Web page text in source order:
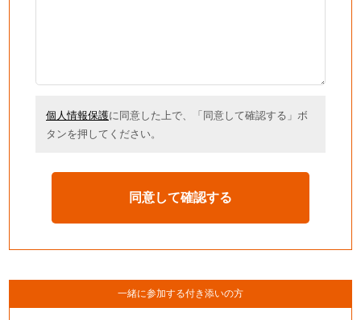
個人情報保護に同意した上で、「同意して確認する」ボ
タンを押してください。
一緒に参加する付き添いの方